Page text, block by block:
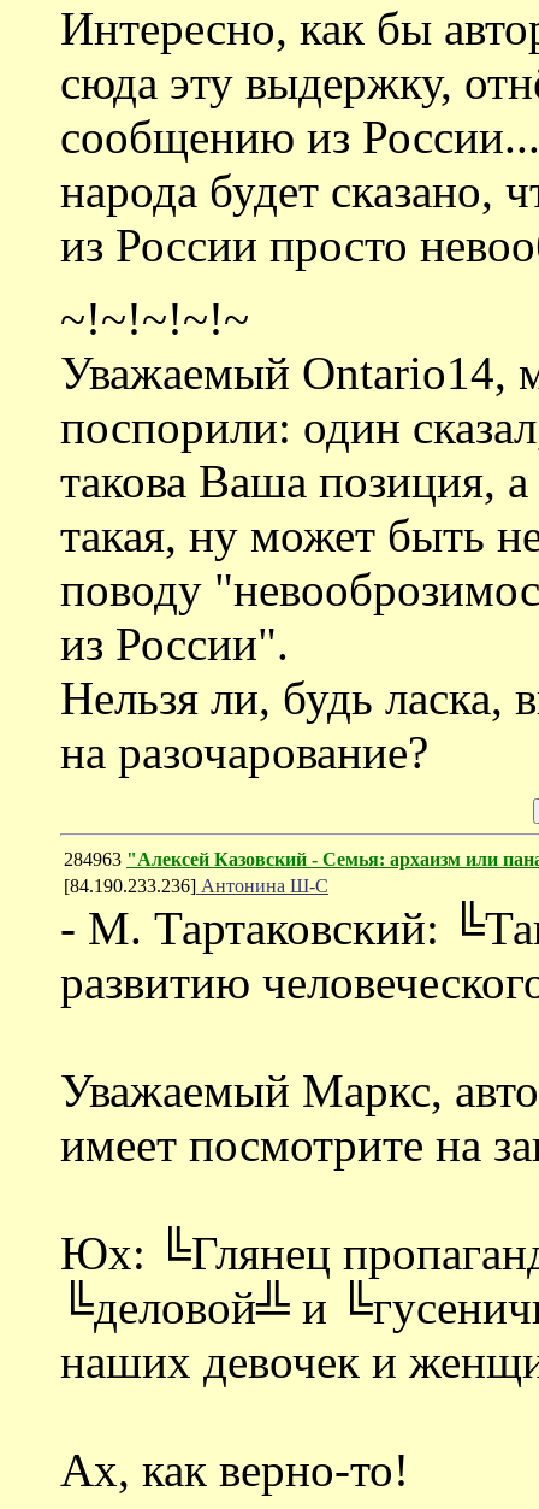
Интересно, как бы
сюда эту выдержку,
сообщению из
народа будет сказано,
из России просто
~!~!~!~!~
Уважаемый Ontario14,
поспорили: один
такова Ваша позиция,
такая, ну может быть
поводу
из России".
Нельзя ли, будь ласка,
на разочарование?
284963 "Алексей Казовский - Семья: архаизм или
[84.190.233.236] Антонина Ш-С
- М. Тартаковский:
развитию
Уважаемый Маркс,
имеет посмотрите на
Юх: ╚Глянец
╚деловой╩ и
наших девочек и
Ах, как верно-то!